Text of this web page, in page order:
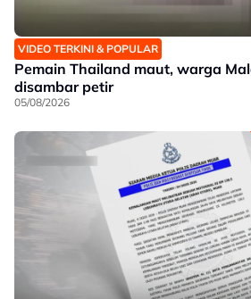
VIDEO TERKINI & POPULAR
Pemain Thailand maut, warga
disambar petir
05/08/2026